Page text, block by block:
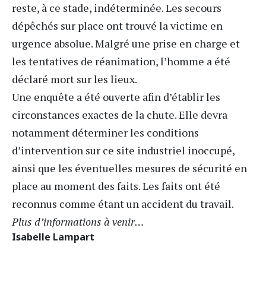
reste, à ce stade, indéterminée. Les secours
dépêchés sur place ont trouvé la victime en
urgence absolue. Malgré une prise en charge et
les tentatives de réanimation, l’homme a été
déclaré mort sur les lieux.
Une enquête a été ouverte afin d’établir les
circonstances exactes de la chute. Elle devra
notamment déterminer les conditions
d’intervention sur ce site industriel inoccupé,
ainsi que les éventuelles mesures de sécurité en
place au moment des faits. Les faits ont été
reconnus comme étant un accident du travail.
Plus d’informations à venir…
Isabelle Lampart